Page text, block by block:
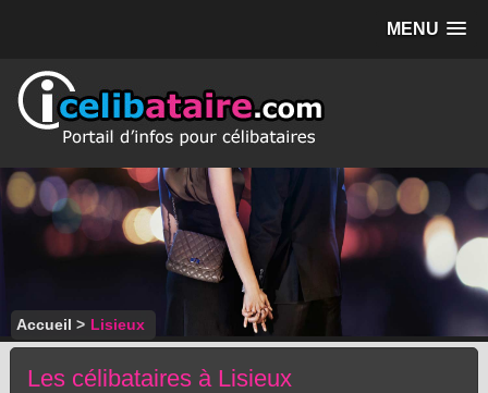
MENU
Accueil > Lisieux
Les célibataires à Lisieux